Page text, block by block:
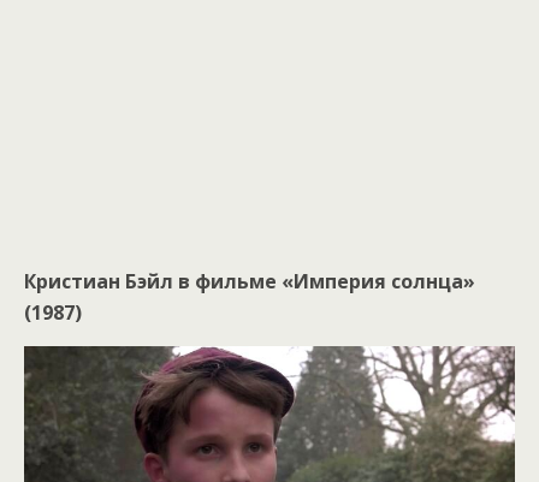
Кристиан Бэйл в фильме «Империя солнца»
(1987)